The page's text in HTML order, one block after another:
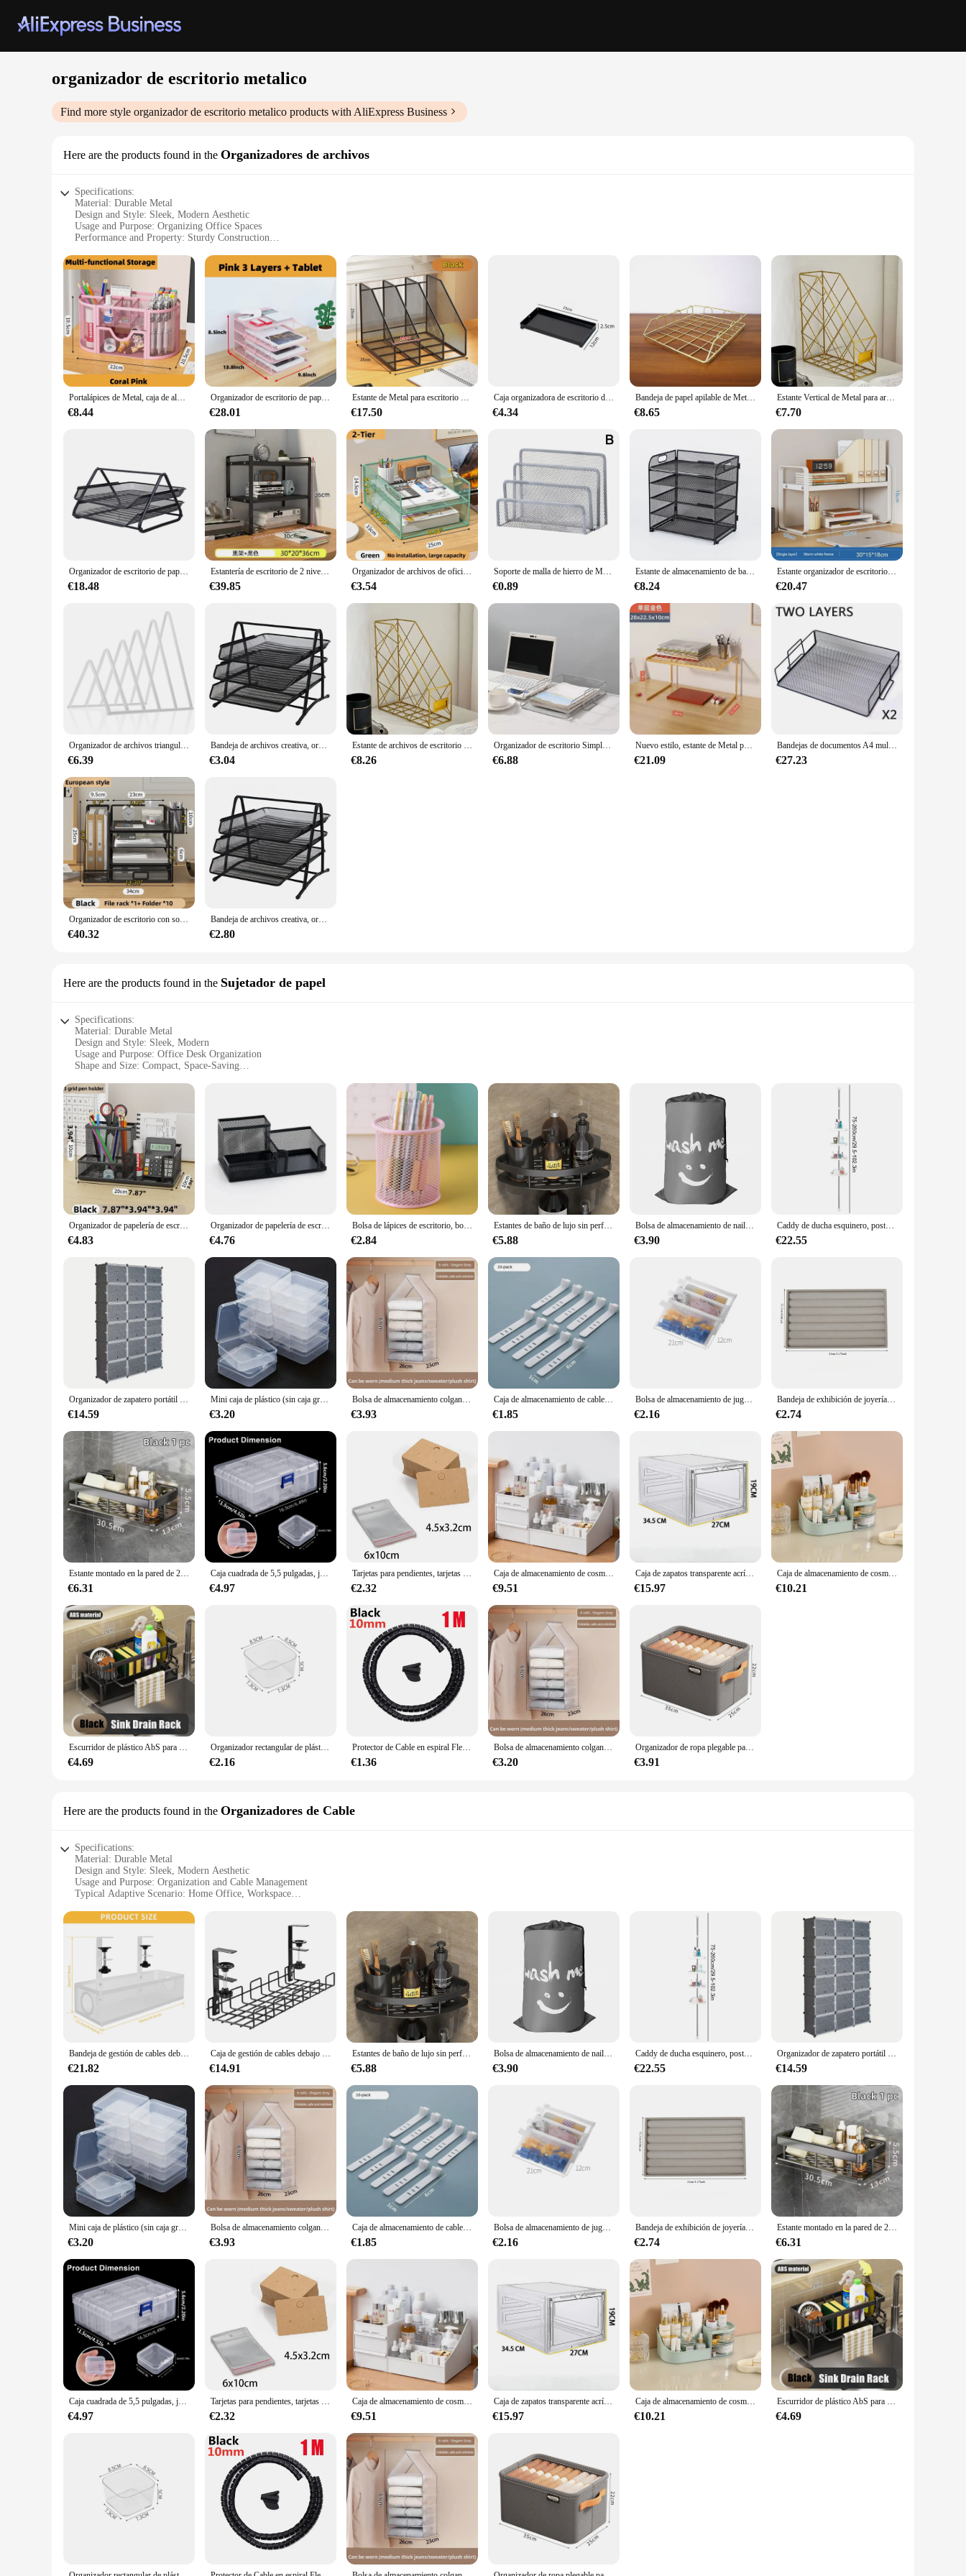
organizador de escritorio metalico
Find more style organizador de escritorio metalico products with AliExpress Business
Here are the products found in the Organizadores de archivos
Specifications:
Material: Durable Metal
Design and Style: Sleek, Modern Aesthetic
Usage and Purpose: Organizing Office Spaces
Performance and Property: Sturdy Construction
Shape or Size or Weight or Quantity: Versatile Sets Available
Features:
|Wholesale|
**Efficient Space Management**
The organizador de escritorio metalico is an essential tool for anyone looking to declutter and streamline their workspace. Crafted from high-quality metal, this desk organizer is designed to withstand
the rigors of daily use, ensuring that your office supplies remain neatly organized and easily accessible. Its modern design complements any office decor, making it a stylish addition to your workspace.
**Versatile and Adaptable**
Whether you're a small business owner looking to maximize efficiency or a home office enthusiast, this versatile desk organizer set is perfect for a variety of scenarios. The organizador de escritorio
metalico is not just a functional piece of office equipment; it's a statement of professionalism and organization. Available in sets, it's designed to cater to all your filing and storage needs, from letter-
The metal desk organizer's adaptability extends beyond its design. It's suitable for various environments, including home offices, classrooms, and shared workspaces. Its robust construction and sleek
appearance make it an ideal choice for both personal and professional use. The organizador de escritorio metalico is not just a tool for organizing; it's a testament to your commitment to efficiency and
professionalism.
Portalápices de Metal, caja de almacenamiento de papelería Simple creativa, decoración de escritorio, suministros de oficina simples, soporte para bolígrafos para estudiantes
€8.44
Organizador de escritorio de papel A4 para oficina, Archivo de Documentos, carta, libro, folleto, bandeja de llenado, estante portador de malla de alambre de Metal, soporte de almacenamiento
€28.01
Estante de Metal para escritorio de oficina, caja de almacenamiento de archivos, organizador de papelería
€17.50
Caja organizadora de escritorio de malla metálica, organizador de papel A4 para oficina, Archivo de Documentos, carta, libro, bolígrafo, folleto, bandeja de llenado, estante portador
€4.34
Bandeja de papel apilable de Metal para escritorio, 1 piezas, bandejas de letras de Metal dorado rosa para archivos, organizador de papel, organizador de escritorio
€8.65
Estante Vertical de Metal para archivos de escritorio, estante de almacenamiento de estilo nórdico de malla, archivador de hierro forjado de alto nivel de apariencia, para el hogar y la Oficina
€7.70
Organizador de escritorio de papel A4 para oficina, archivo de documentos, cartas, folletos, bandeja de relleno, estante, soporte de almacenamiento de malla de alambre de Metal
€18.48
Estantería de escritorio de 2 niveles, estante de almacenamiento de revistas, organizador de archivos de escritorio, soporte de exhibición, suministros para el hogar y la Oficina
€39.85
Organizador de archivos de oficina, organizador de escritorio de malla metálica con diseño de tres capas, soporte de archivos multifuncional, estante de almacenamiento de papel
€3.54
Soporte de malla de hierro de Metal negro para escritorio, clasificador de letras de escritorio, organizador de archivos de correo, estante de almacenamiento escolar de oficina, suministros de oficina, 3 capas
€0.89
Estante de almacenamiento de bandeja de 5 niveles con asas, organizador de archivos de escritorio de malla, soporte de papel de Metal, estante de documentos de escritorio para oficina, escuela y hogar
€8.24
Estante organizador de escritorio, estantería blanca de madera para dormitorio de estudiantes, combinación para el hogar, pequeña escuela, oficina, en capas de hierro forjado
€20.47
Organizador de archivos triangular, arte del hierro, oficina creativa, libros de escritorio, almacenamiento de revistas, periódico, estantería, portalápices, decoración de escritorio
€6.39
Bandeja de archivos creativa, organizador de escritorio antioxidante de 3 capas, de Metal, de entrada ancha, para documentos, cartas, estante de almacenamiento
€3.04
Estante de archivos de escritorio de Metal de malla, soporte de archivos de hierro forjado Vertical, nivel de apariencia alto, estante de almacenamiento de revistas multifunción
€8.26
Organizador de escritorio Simple, estante de archivos apilable, estante de papeles, organizador de archivos A4, bandeja de almacenamiento de archivos, minimalismo de hierro, suministros para el hogar y la Oficina
€6.88
Nuevo estilo, estante de Metal para escritorio, estante de almacenamiento de archivos, mesita de noche, mesa de alféizar de ventana, estantería multicapa, estante de escritorio, escritorio para juegos
€21.09
Bandejas de documentos A4 multifunción de Metal, soporte de carta de papel de archivo, almacenamiento de papelería, sujetalibros, suministros escolares de oficina, organizador de escritorio
€27.23
Organizador de escritorio con soporte para archivos, bandeja de letras de 4 niveles con cajón deslizante y 1 portalápices, organizador de escritorio de malla metálica
€40.32
Bandeja de archivos creativa, organizador de escritorio antioxidante, 3 capas de Metal, escritorio de entrada ancha, organizador de cartas y documentos, bandeja de almacenamiento
€2.80
Here are the products found in the Sujetador de papel
Specifications:
Material: Durable Metal
Design and Style: Sleek, Modern
Usage and Purpose: Office Desk Organization
Shape and Size: Compact, Space-Saving
Parts and Accessories: Includes Paper Clip Holder
Features:
**Efficient Desk Management**
The organizador de escritorio metalico is an essential tool for anyone looking to declutter their workspace. Crafted from robust metal, this desk organizer is designed to withstand the rigors of daily
use, ensuring longevity and reliability. Its sleek, modern design not only enhances the aesthetics of your desk but also makes it easy to locate and access your office essentials. The compact size of this
organizer is perfect for small desks, making it an ideal choice for those who value space-saving solutions.
**Versatile and Functional**
The versatility of this desk organizer is unmatched. It comes with a built-in paper clip holder, which is not only a practical addition but also adds a touch of style to your workspace. The organizador
de escritorio metalico is more than just a holder; it's a statement piece that reflects your professionalism and attention to detail. Whether you're looking to organize pens, pencils, or other office
supplies, this organizer is the perfect solution.
**For Every Office Scenario**
work environment, while its rust-resistant properties make it a reliable choice for any setting. With its wholesale availability and the option to purchase from vendors and suppliers, this desk organizer
is not only functional but also an excellent choice for bulk purchases. It's a must-have for anyone who values efficiency and organization in their workspace.
Organizador de papelería de escritorio, portalápices de Metal creativo, estante de almacenamiento de archivos de lápices, caja de almacenamiento de 7 cuadrículas, contenedor dividido, acceso a la Oficina
€4.83
Organizador de papelería de escritorio, portalápices de Metal creativo, estante de almacenamiento de archivos de lápices, caja de almacenamiento de 3 cuadrículas, accesorios de oficina
€4.76
Bolsa de lápices de escritorio, bolsa creativa de malla metálica, diseño hueco, gran capacidad, para estudiantes
€2.84
Estantes de baño de lujo sin perforación, estante de pared de ducha de aluminio a prueba de óxido, soporte de toalla para champú, organizador de baño, accesorios
€5.88
Bolsa de almacenamiento de nailon para viaje, organizador de ropa sucia lavable a máquina, plegable, con cordón, accesorios de baño
€3.90
Caddy de ducha esquinero, poste de tensión, organizador de ducha interior a prueba de herrumbre con estantes ajustables de 4 niveles para soporte para bañera y baño
€22.55
Organizador de zapatero portátil de 12 niveles, 72 pares, 36 rejillas, estante de torre, soporte de gabinete de almacenamiento expandible para tacones
€14.59
Mini caja de plástico (sin caja grande), contenedor de almacenamiento cuadrado, caja de exhibición de embalaje a prueba de polvo, embalaje para joyería, cuentas, pendientes
€3.20
Bolsa de almacenamiento colgante para armario, organizador para pantalones, calcetines, camisetas, ropa interior, 1 unidad
€3.93
Caja de almacenamiento de cables de datos de plástico transparente, cable doméstico, cargador de teléfono móvil, Cable de carga, caja de acabado, caja de rejilla dividida
€1.85
Bolsa de almacenamiento de juguetes para niños, bolsa de subpaquete de rompecabezas de bloques de construcción, caja de almacenamiento de acabado transparente con cremallera de partículas pequeñas
€2.16
Bandeja de exhibición de joyería de terciopelo de múltiples estilos, caja de almacenamiento de collares, pulseras, pendientes, anillos, broches, organizadores de joyas de cajón, 1pc
€2.74
Estante montado en la pared de 2 niveles, sin taladro, soporte para champú para baño, estante flotante para estanterías de pared, organizador de herrajes para baño y cocina
€6.31
Caja cuadrada de 5,5 pulgadas, juego de 14 piezas, caja de almacenamiento de joyas, pastillas transparentes desmontables, pintura de taladro artesanal, 185g
€4.97
Tarjetas para pendientes, tarjetas de exhibición de collar con bolsas de 50 piezas, tarjetas de exhibición de pendientes, bolsas autoselladas de 50 piezas, etiquetas de papel Kraft para joyería DIY
€2.32
Caja de almacenamiento de cosméticos de gran capacidad, maquillaje, joyería, esmalte de uñas, contenedor, escritorio, extras
€9.51
Caja de zapatos transparente acrílica, tamaño 48, grande, gruesa, antioxidante, apertura frontal, apertura lateral, caja de zapatos AJ de succión magnética
€15.97
Caja de almacenamiento de cosméticos de gran capacidad, cajón organizador de maquillaje, joyería, esmalte de uñas, contenedor de maquillaje, caja de almacenamiento de artículos diversos de escritorio
€10.21
Escurridor de plástico AbS para fregadero de cocina, estante de almacenamiento para jabón, esponja, toalla, cesta de filtro, accesorios para el hogar
€4.69
Organizador rectangular de plástico, caja de almacenamiento con compartimentos para oficina, escritorio, bolígrafo incorporado
€2.16
Protector de Cable en espiral Flexible, organizador de Cable de ordenador, Clip de tubo Protector, herramientas de gestión, 16/10mm, 2M/1M
€1.36
Bolsa de almacenamiento colgante para armario, organizador para pantalones, calcetines, camisetas, ropa interior, 1 unidad
€3.20
Organizador de ropa plegable para armario, cajón de almacenamiento de ropa, pantalones, juguetes, 1/2/3 piezas
€3.91
Here are the products found in the Organizadores de Cable
Specifications:
Material: Durable Metal
Design and Style: Sleek, Modern Aesthetic
Usage and Purpose: Organization and Cable Management
Typical Adaptive Scenario: Home Office, Workspace
Performance and Property: Sturdy, Rust-Resistant Construction
Features:
|Wholesale|Vendors|
**Effortless Cable Management**
The organizador de escritorio metalico is an essential tool for anyone looking to declutter their workspace. Designed with a modern aesthetic, this sleek metal organizer is not just about looks but also
about functionality. Its compact size and lightweight design make it an ideal addition to any desk, while its sturdy construction ensures that it can handle the weight of multiple cables and accessories
without bending or breaking. The rust-resistant properties of the metal ensure that your organizer remains in pristine condition, even in humid environments.
Whether you're a professional looking to streamline your workspace or a home office enthusiast, this metal organizer is versatile enough to fit any scenario. Its minimalist design complements any
workspace. Its space-efficient design allows you to maximize your desk space, ensuring that your work area remains uncluttered and functional.
**Reliable and Long-Lasting**
Crafted from high-quality metal, this organizer is built to last. It withstands the rigors of daily use, making it a reliable choice for both personal and professional settings. Its robust construction ensures
that it can handle the weight of multiple cables and accessories, providing a sturdy and stable platform for your electronics. The organizador de escritorio metalico is not just a tool for cable
management; it's a testament to durability and functionality, making it a must-have for anyone who values both style and substance in their workspace.
Bandeja de gestión de cables debajo del escritorio, organizador de cables de escritorio de Metal con retenedor de cables de silicona de 3 orificios, estante de gestión de cables sin taladro
€21.82
Caja de gestión de cables debajo del escritorio, estante de almacenamiento, organizador de cables, bandeja de cables debajo del escritorio, estante de Metal sin Taladro
€14.91
Estantes de baño de lujo sin perforación, estante de pared de ducha de aluminio a prueba de óxido, soporte de toalla para champú, organizador de baño, accesorios
€5.88
Bolsa de almacenamiento de nailon para viaje, organizador de ropa sucia lavable a máquina, plegable, con cordón, accesorios de baño
€3.90
Caddy de ducha esquinero, poste de tensión, organizador de ducha interior a prueba de herrumbre con estantes ajustables de 4 niveles para soporte para bañera y baño
€22.55
Organizador de zapatero portátil de 12 niveles, 72 pares, 36 rejillas, estante de torre, soporte de gabinete de almacenamiento expandible para tacones
€14.59
Mini caja de plástico (sin caja grande), contenedor de almacenamiento cuadrado, caja de exhibición de embalaje a prueba de polvo, embalaje para joyería, cuentas, pendientes
€3.20
Bolsa de almacenamiento colgante para armario, organizador para pantalones, calcetines, camisetas, ropa interior, 1 unidad
€3.93
Caja de almacenamiento de cables de datos de plástico transparente, cable doméstico, cargador de teléfono móvil, Cable de carga, caja de acabado, caja de rejilla dividida
€1.85
Bolsa de almacenamiento de juguetes para niños, bolsa de subpaquete de rompecabezas de bloques de construcción, caja de almacenamiento de acabado transparente con cremallera de partículas pequeñas
€2.16
Bandeja de exhibición de joyería de terciopelo de múltiples estilos, caja de almacenamiento de collares, pulseras, pendientes, anillos, broches, organizadores de joyas de cajón, 1pc
€2.74
Estante montado en la pared de 2 niveles, sin taladro, soporte para champú para baño, estante flotante para estanterías de pared, organizador de herrajes para baño y cocina
€6.31
Caja cuadrada de 5,5 pulgadas, juego de 14 piezas, caja de almacenamiento de joyas, pastillas transparentes desmontables, pintura de taladro artesanal, 185g
€4.97
Tarjetas para pendientes, tarjetas de exhibición de collar con bolsas de 50 piezas, tarjetas de exhibición de pendientes, bolsas autoselladas de 50 piezas, etiquetas de papel Kraft para joyería DIY
€2.32
Caja de almacenamiento de cosméticos de gran capacidad, maquillaje, joyería, esmalte de uñas, contenedor, escritorio, extras
€9.51
Caja de zapatos transparente acrílica, tamaño 48, grande, gruesa, antioxidante, apertura frontal, apertura lateral, caja de zapatos AJ de succión magnética
€15.97
Caja de almacenamiento de cosméticos de gran capacidad, cajón organizador de maquillaje, joyería, esmalte de uñas, contenedor de maquillaje, caja de almacenamiento de artículos diversos de escritorio
€10.21
Escurridor de plástico AbS para fregadero de cocina, estante de almacenamiento para jabón, esponja, toalla, cesta de filtro, accesorios para el hogar
€4.69